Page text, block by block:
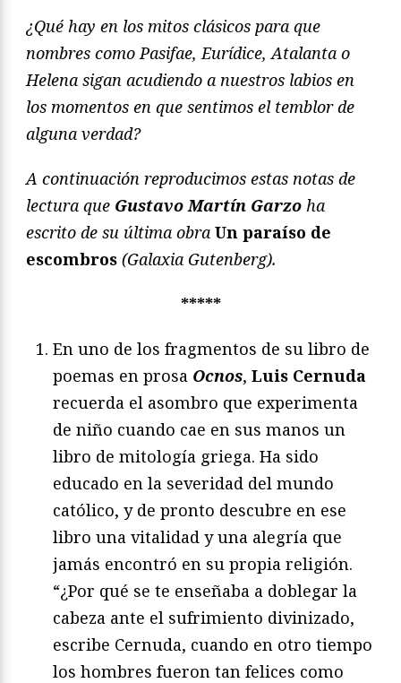
¿Qué hay en los mitos clásicos para que
nombres como Pasifae, Eurídice, Atalanta o
Helena sigan acudiendo a nuestros labios en
los momentos en que sentimos el temblor de
alguna verdad?
A continuación reproducimos estas notas de
lectura que Gustavo Martín Garzo ha
escrito de su última obra Un paraíso de
escombros (Galaxia Gutenberg).
*****
En uno de los fragmentos de su libro de
poemas en prosa Ocnos, Luis Cernuda
recuerda el asombro que experimenta
de niño cuando cae en sus manos un
libro de mitología griega. Ha sido
educado en la severidad del mundo
católico, y de pronto descubre en ese
libro una vitalidad y una alegría que
jamás encontró en su propia religión.
“¿Por qué se te enseñaba a doblegar la
cabeza ante el sufrimiento divinizado,
escribe Cernuda, cuando en otro tiempo
los hombres fueron tan felices como